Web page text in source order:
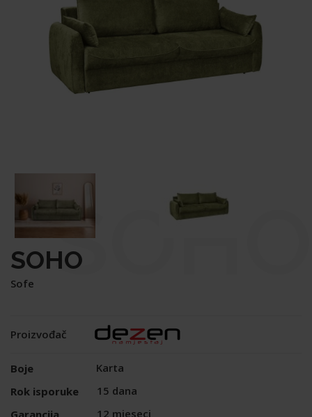
SOHO
SOHO
Sofe
Proizvođač
Boje
Karta
Rok isporuke
15 dana
12 mjeseci